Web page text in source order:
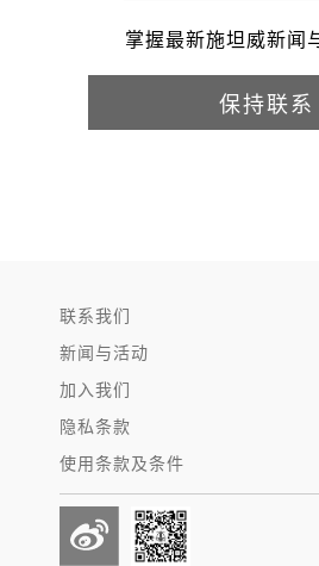
掌握最新施坦威新闻
保持联系
联系我们
新闻与活动
加入我们
隐私条款
使用条款及条件